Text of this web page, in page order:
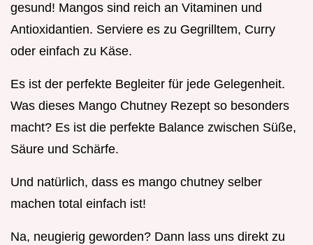
gesund! Mangos sind reich an Vitaminen und
Antioxidantien. Serviere es zu Gegrilltem, Curry
oder einfach zu Käse.
Es ist der perfekte Begleiter für jede Gelegenheit.
Was dieses Mango Chutney Rezept so besonders
macht? Es ist die perfekte Balance zwischen Süße,
Säure und Schärfe.
Und natürlich, dass es mango chutney selber
machen total einfach ist!
Na, neugierig geworden? Dann lass uns direkt zu